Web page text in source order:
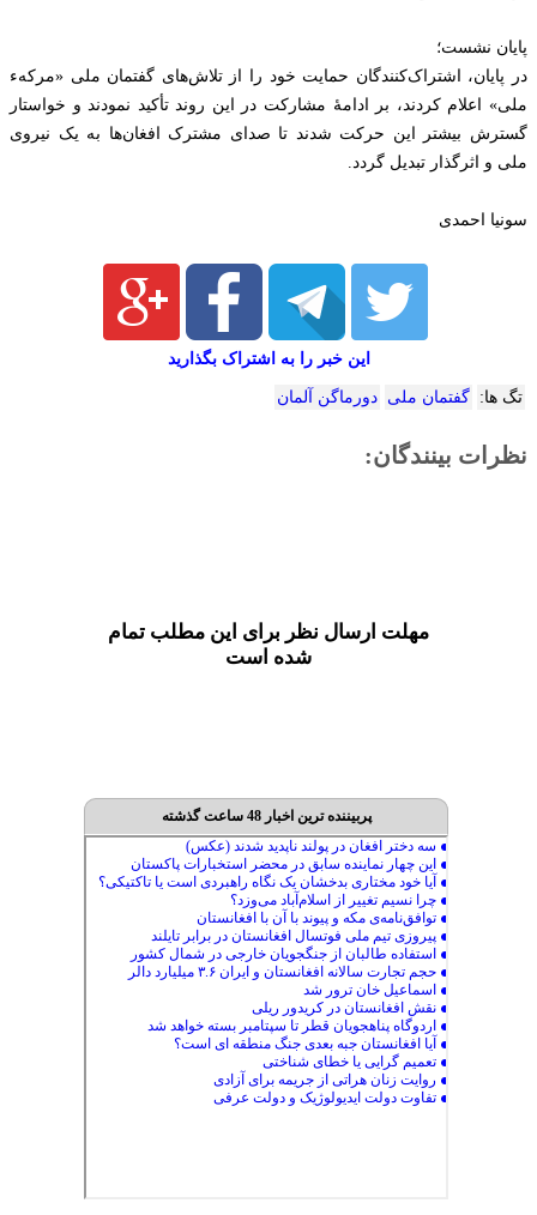
پایان نشست؛
در پایان، اشتراک‌کنندگان حمایت خود را از تلاش‌های گفتمان ملی «مرکهء
ملی» اعلام کردند، بر ادامهٔ مشارکت در این روند تأکید نمودند و خواستار
گسترش بیشتر این حرکت شدند تا صدای مشترک افغان‌ها به یک نیروی
ملی و اثرگذار تبدیل گردد.
سونیا احمدی
این خبر را به اشتراک بگذارید
تگ ها: گفتمان ملی دورماگن آلمان
نظرات بینندگان:
مهلت ارسال نظر برای این مطلب تمام
شده است
پربیننده ترین اخبار 48 ساعت گذشته